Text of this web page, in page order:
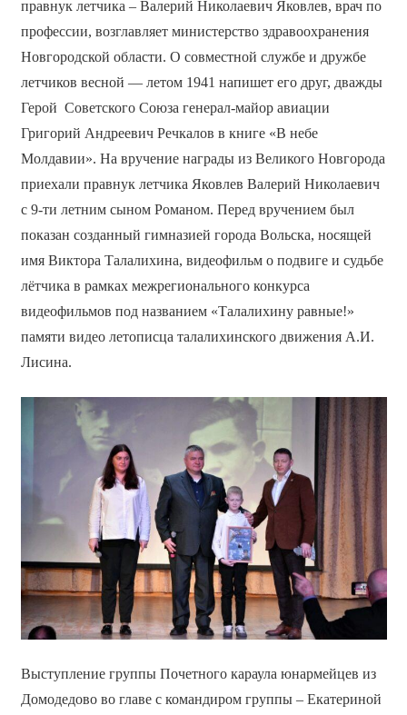
правнук летчика – Валерий Николаевич Яковлев, врач по
профессии, возглавляет министерство здравоохранения
Новгородской области. О совместной службе и дружбе
летчиков весной — летом 1941 напишет его друг, дважды
Герой Советского Союза генерал-майор авиации
Григорий Андреевич Речкалов в книге «В небе
Молдавии». На вручение награды из Великого Новгорода
приехали правнук летчика Яковлев Валерий Николаевич
с 9-ти летним сыном Романом. Перед вручением был
показан созданный гимназией города Вольска, носящей
имя Виктора Талалихина, видеофильм о подвиге и судьбе
лётчика в рамках межрегионального конкурса
видеофильмов под названием «Талалихину равные!»
памяти видео летописца талалихинского движения А.И.
Лисина.
Выступление группы Почетного караула юнармейцев из
Домодедово во главе с командиром группы – Екатериной